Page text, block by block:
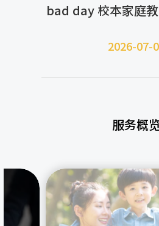
bad day 校本家庭
2026-07-
服务概